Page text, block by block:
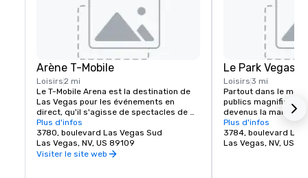
Arène T-Mobile
Loisirs2 mi
Le T-Mobile Arena est la destination de
Las Vegas pour les événements en
direct, qu'il s'agisse de spectacles de
musique époustouflants ou
d'événements sportifs palpitants, il a
établi une nouvelle norme pour ce que le
divertissement signifie dans la ville qui
Plus d'infos
3780, boulevard Las Vegas Sud
Las Vegas, NV, US 89109
Visiter le site web
Le Park Vegas
Loisirs 3 mi
Partout dans le
publics magnifiques
devenus la marque
belles villes et Las
exception. MGM
l'expérience
Plus d'infos
3784, boulevard Las
Las Vegas, NV, US